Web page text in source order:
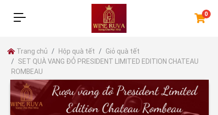
0
Trang chủ Hộp quà tết
Giỏ quà tết
SET QUÀ VANG ĐỎ PRESIDENT LIMITED EDITION CHATEAU
ROMBEAU